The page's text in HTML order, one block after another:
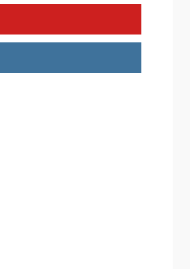
POLÍTICA
TITULARES
Gobierno y AN2015 en
diálogo